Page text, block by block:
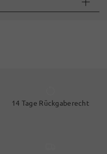
14 Tage Rückgaberecht